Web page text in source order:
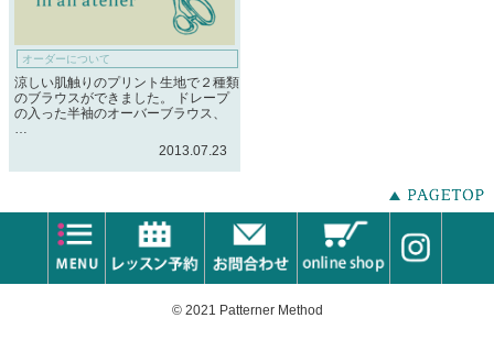
オーダーについて
涼しい肌触りのプリント生地で２種類
のブラウスができました。 ドレープ
の入った半袖のオーバーブラウス、
…
2013.07.23
© 2021 Patterner Method